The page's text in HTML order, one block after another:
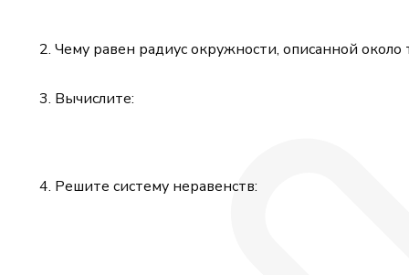
Чему равен радиус окружности, описанной около
Вычислите:
Решите систему неравенств: